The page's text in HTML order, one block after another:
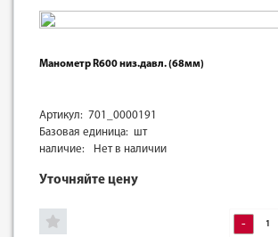
Манометр R600 низ.давл. (68мм)
Артикул: 701_0000191
Базовая единица: шт
наличие:
Нет в наличии
Уточняйте цену
-